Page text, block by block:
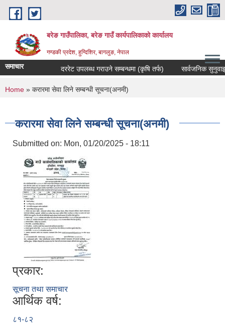
Skip to main content
बरेङ गाउँपालिका, बरेङ गाउँ कार्यपालिकाको कार्यालय
गण्डकी प्रदेश, हुग्दिशिर, बागलुङ, नेपाल
समाचार दररेट उपलब्ध गराउने सम्बन्धमा (कृषि तर्फ) सार्वजनिक सुनुवाइ
You are here
Home » करारमा सेवा लिने सम्बन्धी सूचना(अनमी)
करारमा सेवा लिने सम्बन्धी सूचना(अनमी)
Submitted on: Mon, 01/20/2025 - 18:11
प्रकार:
सूचना तथा समाचार
आर्थिक वर्ष:
८१-८२